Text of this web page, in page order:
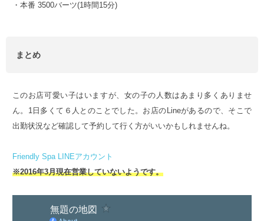
・本番 3500バーツ(1時間15分)
まとめ
このお店可愛い子はいますが、女の子の人数はあまり多くありませ
ん。1日多くて６人とのことでした。お店のLineがあるので、そこで
出勤状況など確認して予約して行く方がいいかもしれませんね。
Friendly Spa LINEアカウント
※2016年3月現在営業していないようです。